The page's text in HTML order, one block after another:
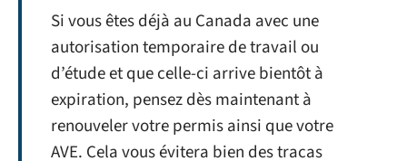
Si vous êtes déjà au Canada avec une
autorisation temporaire de travail ou
d’étude et que celle-ci arrive bientôt à
expiration, pensez dès maintenant à
renouveler votre permis ainsi que votre
AVE. Cela vous évitera bien des tracas